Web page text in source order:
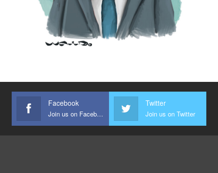
Facebook
Join us on Facebook
Twitter
Join us on Twitter